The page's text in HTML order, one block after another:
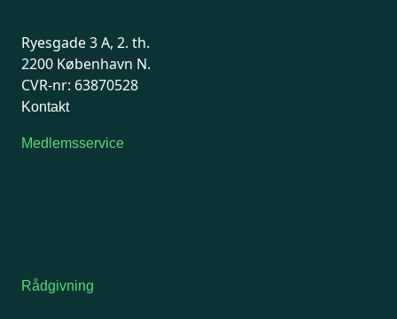
Ryesgade 3 A, 2. th.
2200 København N.
CVR-nr: 63870528
Kontakt
Medlemsservice
Rådgivning